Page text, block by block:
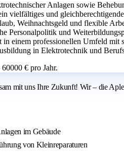
Anlagen sowie
vielfältiges und
Weihnachtsgeld und flexible
Personalpolitik und
einem professionellen Umfeld mit
in Elektrotechnik und
€ pro Jahr.
mit uns Ihre Zukunft! Wir – die
im Gebäude
von Kleinreparaturen